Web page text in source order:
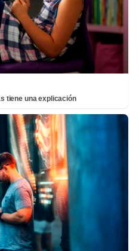
tiene una explicación